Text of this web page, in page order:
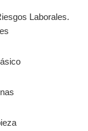
Laborales.